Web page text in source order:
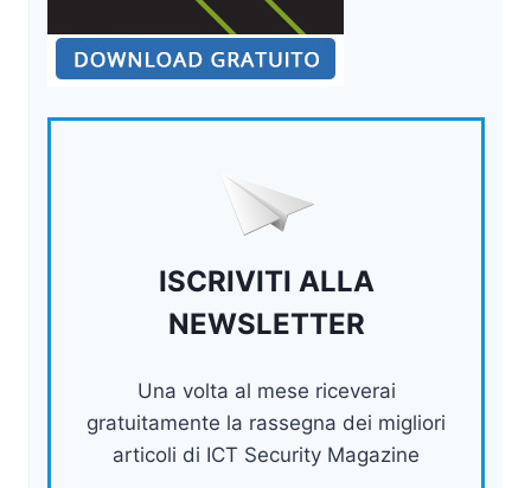
ISCRIVITI ALLA
NEWSLETTER
Una volta al mese riceverai
gratuitamente la rassegna dei migliori
articoli di ICT Security Magazine